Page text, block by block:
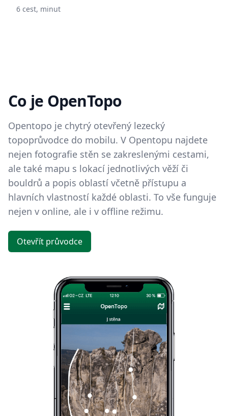
6 cest, minut
Co je OpenTopo
Opentopo je chytrý otevřený lezecký
topoprůvodce do mobilu. V Opentopu najdete
nejen fotografie stěn se zakreslenými cestami,
ale také mapu s lokací jednotlivých věží či
bouldrů a popis oblastí včetně přístupu a
hlavních vlastností každé oblasti. To vše funguje
nejen v online, ale i v offline režimu.
Otevřít průvodce